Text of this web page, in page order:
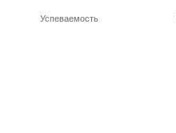
Успеваемость